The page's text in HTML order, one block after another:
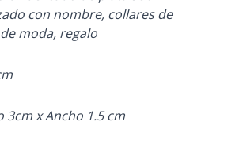
con nombre, collares de
moda, regalo
3cm x Ancho 1.5 cm